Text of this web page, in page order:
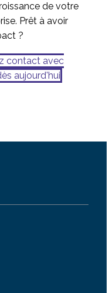
de votre
Prêt à avoir
?
contact avec
aujourd'hui